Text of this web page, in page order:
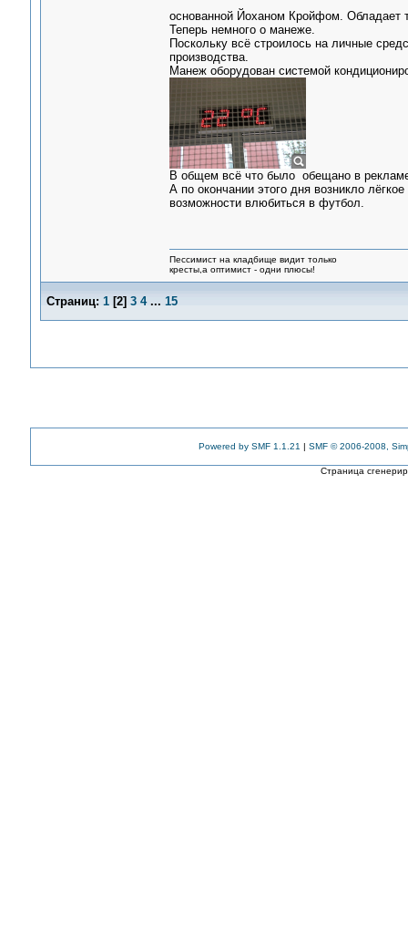
основанной Йоханом Кройфом. Обладает
Теперь немного о манеже.
Поскольку всё строилось на личные
производства.
Манеж оборудован системой
В общем всё что было обещано в
А по окончании этого дня возникло
возможности влюбиться в футбол.
Пессимист на кладбище видит только
кресты,а оптимист - одни плюсы!
Страниц: 1[2] 3 4 ... 15
Powered by SMF 1.1.21 | SMF © 2006-2008,
Страница